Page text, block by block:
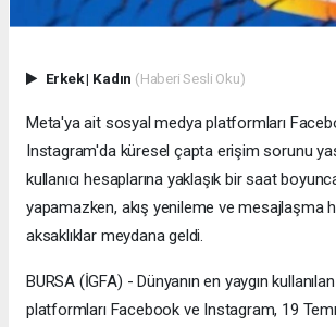
Erkek| Kadın (Haberi Sesli Oku)
Meta'ya ait sosyal medya platformları
Instagram'da küresel çapta erişim sorunu
kullanıcı hesaplarına yaklaşık bir saat
yapamazken, akış yenileme ve mesajlaşma
aksaklıklar meydana geldi.
BURSA (İGFA) - Dünyanın en yaygın
platformları Facebook ve Instagram, 19